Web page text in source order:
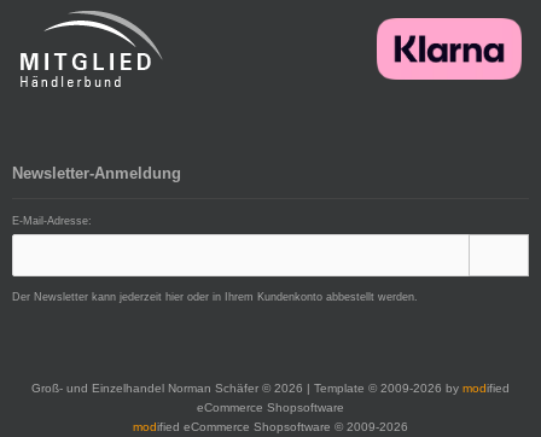
Newsletter-Anmeldung
E-Mail-Adresse:
Der Newsletter kann jederzeit hier oder in Ihrem Kundenkonto abbestellt werden.
Groß- und Einzelhandel Norman Schäfer © 2026 | Template © 2009-2026 by modified
eCommerce Shopsoftware
modified eCommerce Shopsoftware © 2009-2026